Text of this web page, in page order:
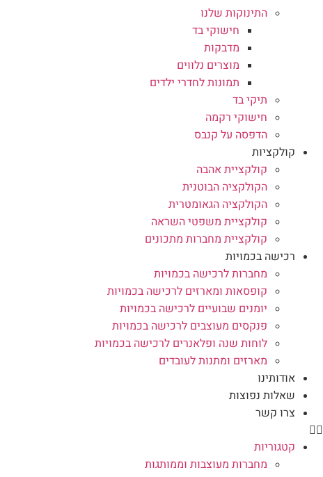
התינוקות שלנו
חישוקי בד
מדבקות
מוצרים נלווים
תמונות לחדרי ילדים
תיקי בד
חישוקי רקמה
הדפסה על קנבס
קולקציות
קולקציית אהבה
הקולקציה הבוטנית
הקולקציה הגאומטרית
קולקציית משפטי השראה
קולקציית מחברות מתכונים
רכישה בכמויות
מחברות לרכישה בכמויות
קופסאות ומארזים לרכישה בכמויות
יומנים שבועיים לרכישה בכמויות
פנקסים מעוצבים לרכישה בכמויות
לוחות שנה ופלאנרים לרכישה בכמויות
מארזים ומתנות לעובדים
אודותינו
שאלות נפוצות
צרו קשר
קטגוריות
מחברות מעוצבות וממותגות